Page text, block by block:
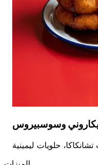
وسوسبيروس